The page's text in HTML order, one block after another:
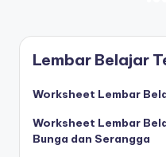
pos
Lembar Belajar
Worksheet Lembar
Worksheet Lembar
Bunga dan Serangga